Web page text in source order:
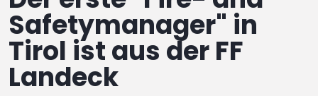
Safetymanager" in
Tirol ist aus der FF
Landeck